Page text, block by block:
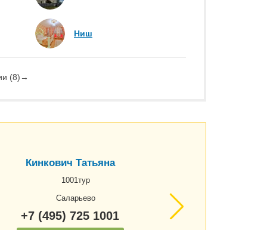
Ниш
(8)→
Кинкович Татьяна
1001тур
Саларьево
+7 (495) 725 1001